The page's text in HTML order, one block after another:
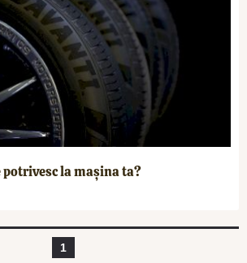
potrivesc la mașina ta?
1